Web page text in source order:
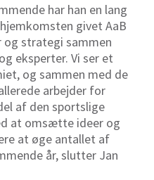
har han en lang
givet AaB
strategi sammen
eksperter. Vi ser et
og sammen med de
arbejder for
af den sportslige
at omsætte ideer og
at øge antallet af
år, slutter Jan